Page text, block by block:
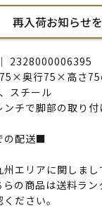
再入荷お知らせ
2328000006395
75×奥行75×高さ
スチール
ンチで脚部の取り付
の配送■
エリアに関しま
らの商品は送料ラ
ださい。